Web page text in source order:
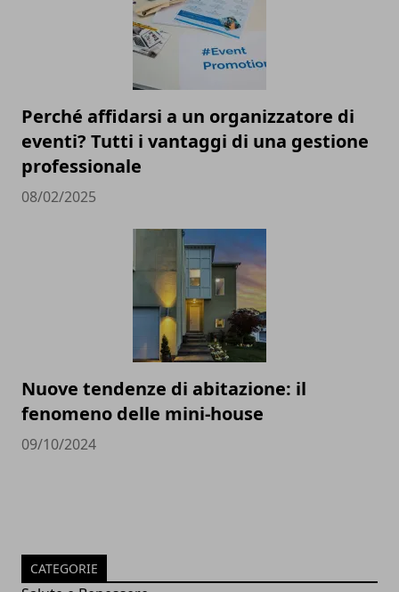
Perché affidarsi a un organizzatore di
eventi? Tutti i vantaggi di una gestione
professionale
08/02/2025
Nuove tendenze di abitazione: il
fenomeno delle mini-house
09/10/2024
CATEGORIE